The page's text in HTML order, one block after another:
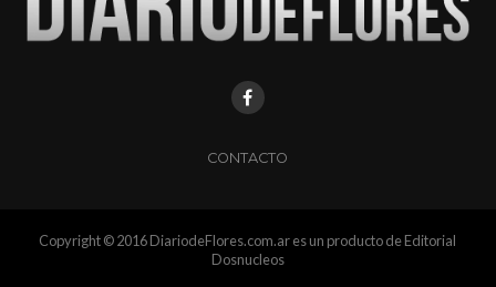
CONTACTO
Copyright © 2016 DiariodeFlores.com.ar es un producto de Editorial
Dosnucleos